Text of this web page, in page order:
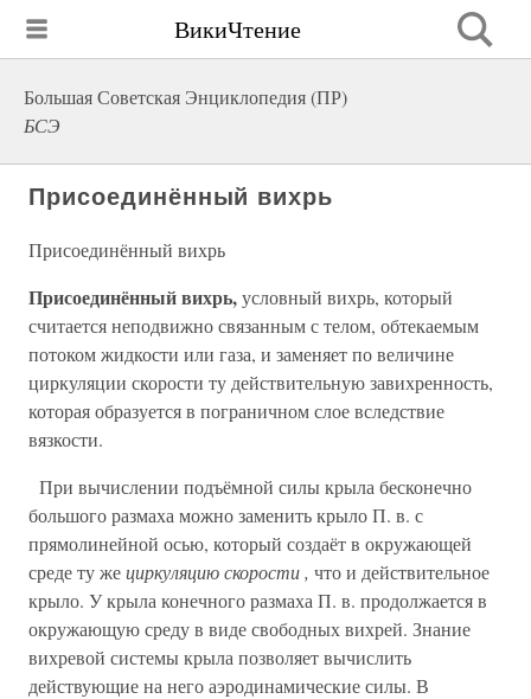
ВикиЧтение
Большая Советская Энциклопедия (ПР)
БСЭ
Присоединённый вихрь
Присоединённый вихрь
Присоединённый вихрь,условный вихрь, который
считается неподвижно связанным с телом, обтекаемым
потоком жидкости или газа, и заменяет по величине
циркуляции скорости ту действительную завихренность,
которая образуется в пограничном слое вследствие
вязкости.
При вычислении подъёмной силы крыла бесконечно
большого размаха можно заменить крыло П. в. с
прямолинейной осью, который создаёт в окружающей
среде ту жециркуляцию скорости , что и действительное
крыло. У крыла конечного размаха П. в. продолжается в
окружающую среду в виде свободных вихрей. Знание
вихревой системы крыла позволяет вычислить
действующие на него аэродинамические силы. В